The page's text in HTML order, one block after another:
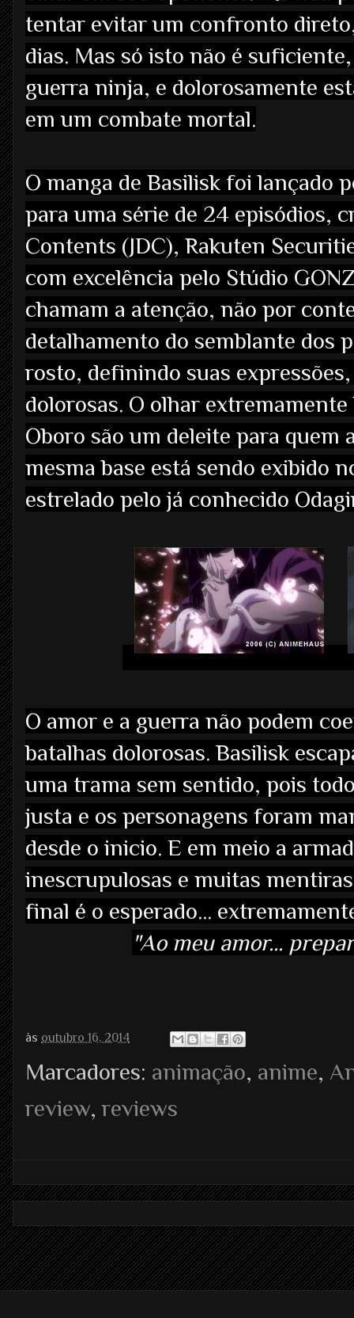
tentar evitar um confronto
dias. Mas só isto não é
guerra ninja, e dolorosamente
em um combate mortal.
O manga de Basilisk foi lançado
para uma série de 24 episódios,
Contents (JDC), Rakuten
com excelência pelo Stúdio
chamam a atenção, não por
detalhamento do semblante dos
rosto, definindo suas
dolorosas. O olhar
Oboro são um deleite para quem
mesma base está sendo exibido
estrelado pelo já conhecido
O amor e a guerra não podem
batalhas dolorosas. Basilisk
uma trama sem sentido, pois
justa e os personagens foram
desde o inicio. E em meio a
inescrupulosas e muitas
final é o esperado...
"Ao meu amor...
às outubro 16, 2014
Marcadores: animação, anime,
review,reviews